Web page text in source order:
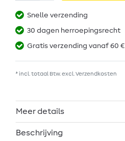
Snelle verzending
30 dagen herroepingsrecht
Gratis verzending vanaf 60 €
* incl. totaal Btw. excl. Verzendkosten
Meer details
Beschrijving